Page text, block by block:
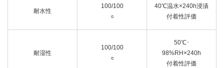
耐水性
100/100
○
40℃温水×240h浸漬
付着性評価
耐湿性
100/100
○
50℃･
98%RH×240h
付着性評価